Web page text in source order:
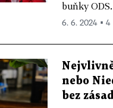
buňky
6. 6. 2024 ▪
nebo
bez